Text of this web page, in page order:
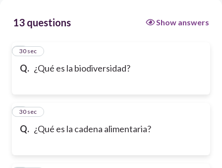
13 questions Show answers
Q. ¿Qué es la biodiversidad?
1
30 sec
Q. ¿Qué es la cadena alimentaria?
2
30 sec